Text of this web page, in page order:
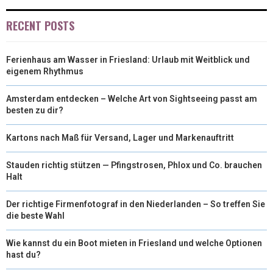
RECENT POSTS
Ferienhaus am Wasser in Friesland: Urlaub mit Weitblick und
eigenem Rhythmus
Amsterdam entdecken – Welche Art von Sightseeing passt am
besten zu dir?
Kartons nach Maß für Versand, Lager und Markenauftritt
Stauden richtig stützen — Pfingstrosen, Phlox und Co. brauchen
Halt
Der richtige Firmenfotograf in den Niederlanden – So treffen Sie
die beste Wahl
Wie kannst du ein Boot mieten in Friesland und welche Optionen
hast du?